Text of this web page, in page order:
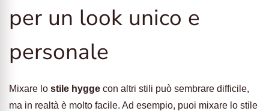
per un look unico e
personale
Mixare lo stile hygge con altri stili può sembrare difficile,
ma in realtà è molto facile. Ad esempio, puoi mixare lo stile